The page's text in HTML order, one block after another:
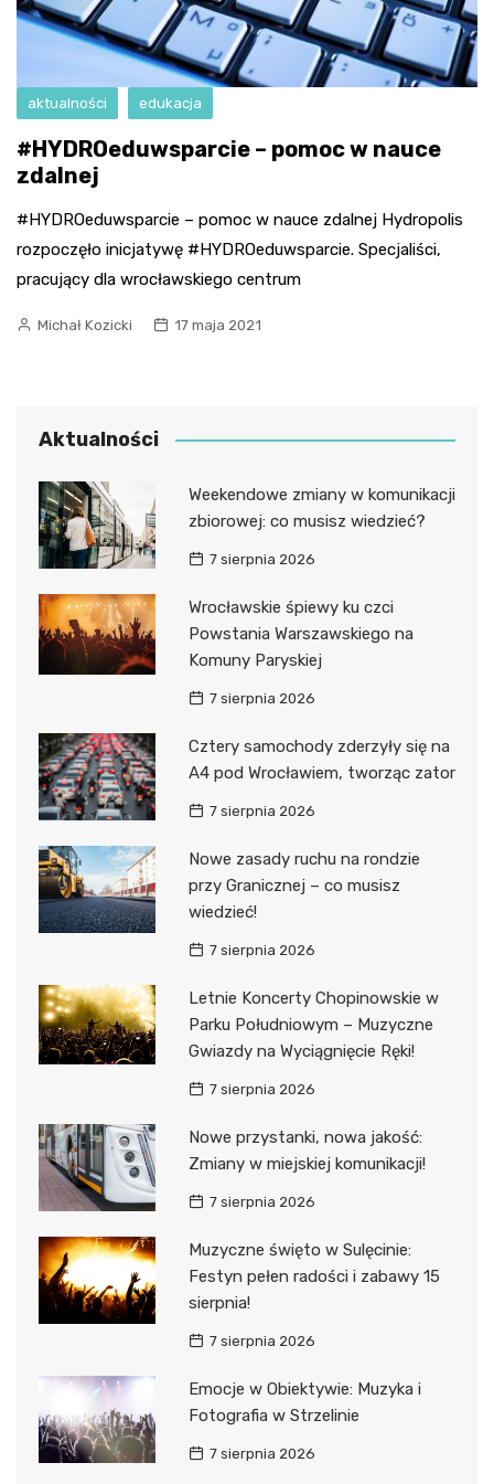
aktualności edukacja
#HYDROeduwsparcie – pomoc w nauce
zdalnej
#HYDROeduwsparcie – pomoc w nauce zdalnej Hydropolis
rozpoczęło inicjatywę #HYDROeduwsparcie. Specjaliści,
pracujący dla wrocławskiego centrum
Michał Kozicki 17 maja 2021
Aktualności
Weekendowe zmiany w komunikacji
zbiorowej: co musisz wiedzieć?
7 sierpnia 2026
Wrocławskie śpiewy ku czci
Powstania Warszawskiego na
Komuny Paryskiej
7 sierpnia 2026
Cztery samochody zderzyły się na
A4 pod Wrocławiem, tworząc zator
7 sierpnia 2026
Nowe zasady ruchu na rondzie
przy Granicznej – co musisz
wiedzieć!
7 sierpnia 2026
Letnie Koncerty Chopinowskie w
Parku Południowym – Muzyczne
Gwiazdy na Wyciągnięcie Ręki!
7 sierpnia 2026
Nowe przystanki, nowa jakość:
Zmiany w miejskiej komunikacji!
7 sierpnia 2026
Muzyczne święto w Sulęcinie:
Festyn pełen radości i zabawy 15
sierpnia!
7 sierpnia 2026
Emocje w Obiektywie: Muzyka i
Fotografia w Strzelinie
7 sierpnia 2026